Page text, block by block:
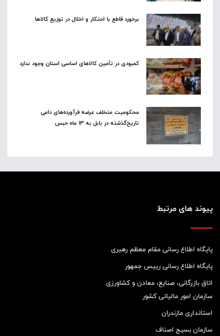
برخورد قاطع با احتکار و اخلال در توزیع کالاها
کمبودی در تأمین کالاهای اساسی استان وجود ندارد
محکومیت متخلف عرضه فرآورده‌های دامی
تاریخ‌گذشته در بابل به ۱۳ ماه حبس
پیوند های مرتبط
پایگاه اطلاع رسانی مقام معظم رهبری
پایگاه اطلاع رسانی رییس جمهور
اتاق بازرگانی، صنایع، معادن و کشاورزی
سازمان امور مالیاتی کشور
استانداری مازندران
سازمان بسیج اصناف